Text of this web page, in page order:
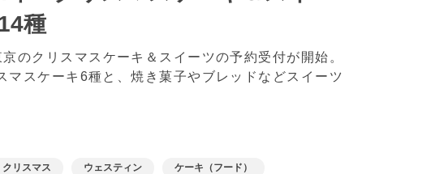
種
のクリスマスケーキ＆スイーツの予約受付が開始。
スケーキ6種と、焼き菓子やブレッドなどスイーツ
クリスマス ウェスティン ケーキ（フード）